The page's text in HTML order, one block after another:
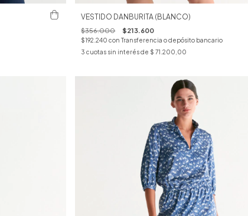
VESTIDO DANBURITA (BLANCO)
$356.000 $213.600
$192.240con Transferencia o depósito bancario
3 cuotas sin interés de $ 71.200,00